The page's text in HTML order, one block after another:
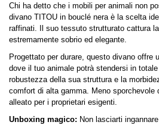
Chi ha detto che i mobili per animali non
divano TITOU in bouclé nera è la scelta
raffinati. Il suo tessuto strutturato cattura
estremamente sobrio ed elegante.
Progettato per durare, questo divano offre
dove il tuo animale potrà stendersi in
robustezza della sua struttura e la
comfort di alta gamma. Meno sporchevole
alleato per i proprietari esigenti.
Unboxing magico: Non lasciarti